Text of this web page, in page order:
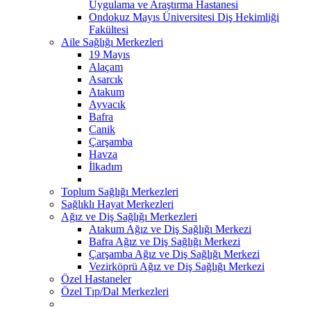
Uygulama ve Araştırma Hastanesi
Ondokuz Mayıs Üniversitesi Diş Hekimliği
Fakültesi
Aile Sağlığı Merkezleri
19 Mayıs
Alaçam
Asarcık
Atakum
Ayvacık
Bafra
Canik
Çarşamba
Havza
İlkadım
Toplum Sağlığı Merkezleri
Sağlıklı Hayat Merkezleri
Ağız ve Diş Sağlığı Merkezleri
Atakum Ağız ve Diş Sağlığı Merkezi
Bafra Ağız ve Diş Sağlığı Merkezi
Çarşamba Ağız ve Diş Sağlığı Merkezi
Vezirköprü Ağız ve Diş Sağlığı Merkezi
Özel Hastaneler
Özel Tıp/Dal Merkezleri